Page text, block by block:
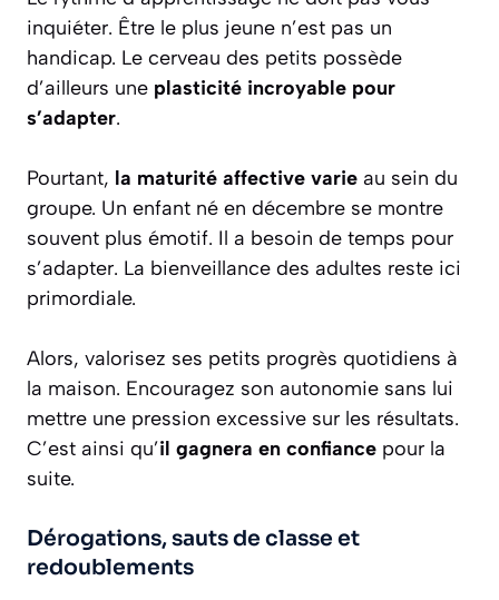
inquiéter. Être le plus jeune n’est pas un
handicap. Le cerveau des petits possède
d’ailleurs une plasticité incroyable pour
s’adapter.
Pourtant, la maturité affective varie au sein du
groupe. Un enfant né en décembre se montre
souvent plus émotif. Il a besoin de temps pour
s’adapter. La bienveillance des adultes reste ici
primordiale.
Alors, valorisez ses petits progrès quotidiens à
la maison. Encouragez son autonomie sans lui
mettre une pression excessive sur les résultats.
C’est ainsi qu’il gagnera en confiance pour la
suite.
Dérogations, sauts de classe et
redoublements